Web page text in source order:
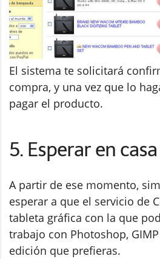
El sistema te solicitará
compra, y una vez que lo
pagar el producto.
5. Esperar en casa
A partir de ese momento,
esperar a que el servicio de
tableta gráfica con la que
trabajo con Photoshop,
edición que prefieras.